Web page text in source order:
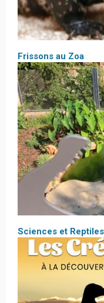
Frissons au Zoa
Sciences et